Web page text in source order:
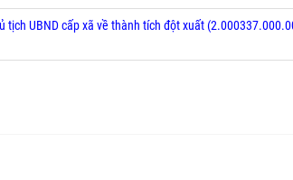
tịch UBND cấp xã về thành tích đột xuất